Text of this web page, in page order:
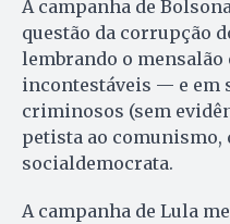
A campanha de
questão da corrupção
lembrando o mensalão
incontestáveis — e em
criminosos (sem
petista ao comunismo,
socialdemocrata.
A campanha de Lula